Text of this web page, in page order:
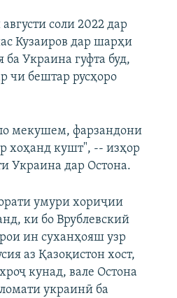
соли 2022 дар
Кузаиров дар шарҳи
Украина гуфта буд,
чи бештар русҳоро
мекушем, фарзандони
хоҳанд кушт", -- изҳор
Украина дар Остона.
умури хориҷии
ки бо Врублевский
ин суханҳояш узр
аз Қазоқистон хост,
кунад, вале Остона
украинӣ ба